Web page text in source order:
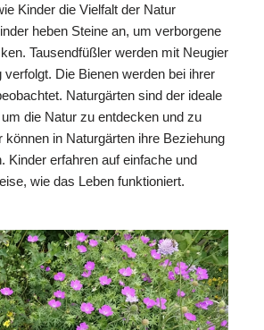
Kinder die Vielfalt der Natur
heben Steine an, um verborgene
Tausendfüßler werden mit Neugier
verfolgt. Die Bienen werden bei ihrer
Naturgärten sind der ideale
die Natur zu entdecken und zu
können in Naturgärten ihre Beziehung
Kinder erfahren auf einfache und
wie das Leben funktioniert.